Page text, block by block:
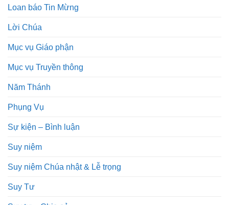
Loan báo Tin Mừng
Lời Chúa
Mục vụ Giáo phận
Mục vụ Truyền thông
Năm Thánh
Phụng Vụ
Sự kiện – Bình luận
Suy niệm
Suy niệm Chúa nhật & Lễ trọng
Suy Tư